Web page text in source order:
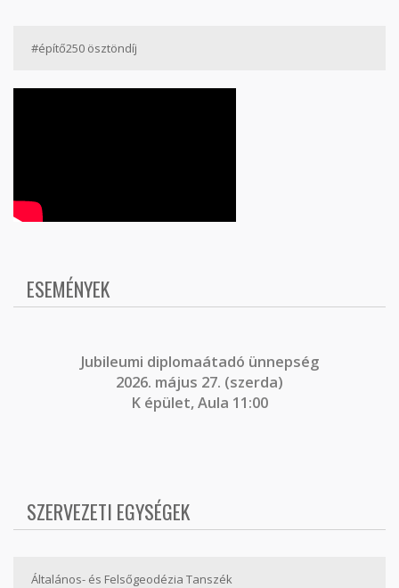
#építő250 ösztöndíj
ESEMÉNYEK
Jubileumi diplomaátadó ünnepség
2026. május 27. (szerda)
K épület, Aula 11:00
SZERVEZETI EGYSÉGEK
Általános- és Felsőgeodézia Tanszék